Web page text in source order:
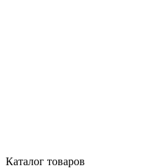
Каталог товаров